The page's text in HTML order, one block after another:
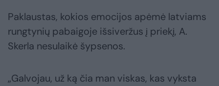
Paklaustas, kokios emocijos apėmė latviams
rungtynių pabaigoje išsiveržus į priekį, A.
Skerla nesulaikė šypsenos.
„Galvojau, už ką čia man viskas, kas vyksta